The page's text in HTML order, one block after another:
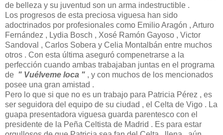
de belleza y su juventud son un arma indestructible .
Los progresos de esta preciosa viguesa han sido
adoctrinados por profesionales como Emilio Aragón , Arturo
Fernández , Lydia Bosch , Xosé Ramón Gayoso , Victor
Sandoval , Carlos Sobera y Celia Montalbán entre muchos
otros . Con esta última aseguró compenetrarse a la
perfección cuando ambas trabajaban juntas en el programa
de " Vuélveme loca " , y con muchos de los mencionados
posee una gran amistad .
Pero lo que si que no es un trabajo para Patricia Pérez , es
ser seguidora del equipo de su ciudad , el Celta de Vigo . La
guapa presentadora viguesa guarda parentesco con el
presidente de la Peña Celtista de Madrid . Es para estar